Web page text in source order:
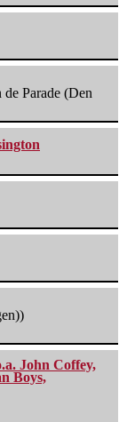
de Parade (Den
John Coffey,
Boys,